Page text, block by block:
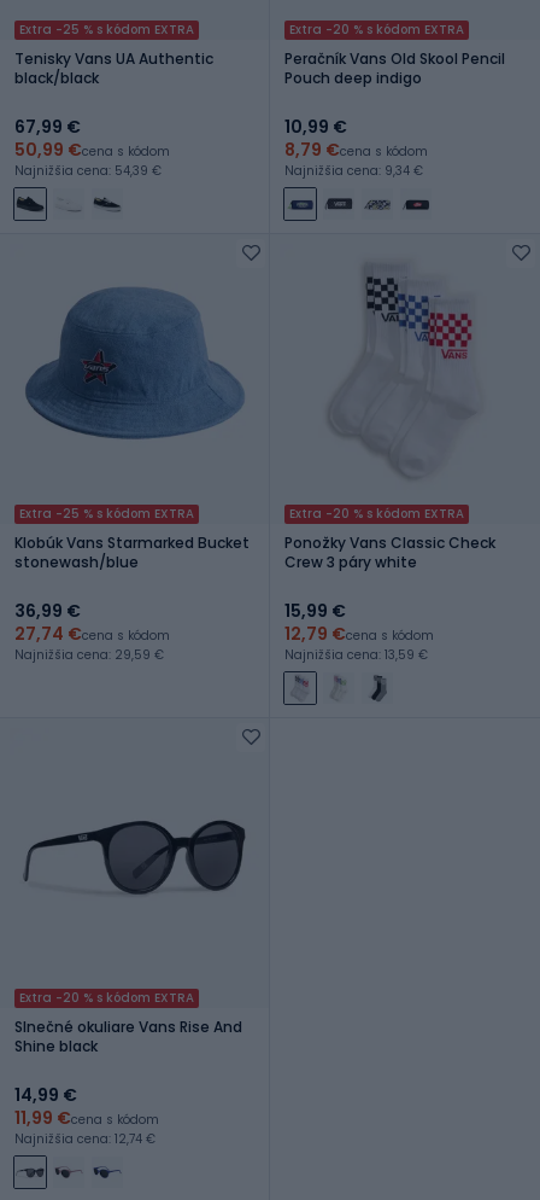
Extra -25 % s kódom EXTRA
Tenisky Vans UA Authentic
black/black
67,99 €
50,99 €cena s kódom
Najnižšia cena: 54,39 €
Extra -20 % s kódom EXTRA
Peračník Vans Old Skool Pencil
Pouch deep indigo
10,99 €
8,79 €cena s kódom
Najnižšia cena: 9,34 €
Extra -25 % s kódom EXTRA
Klobúk Vans Starmarked Bucket
stonewash/blue
36,99 €
27,74 €cena s kódom
Najnižšia cena: 29,59 €
Extra -20 % s kódom EXTRA
Ponožky Vans Classic Check
Crew 3 páry white
15,99 €
12,79 €cena s kódom
Najnižšia cena: 13,59 €
Extra -20 % s kódom EXTRA
Slnečné okuliare Vans Rise And
Shine black
14,99 €
11,99 €cena s kódom
Najnižšia cena: 12,74 €